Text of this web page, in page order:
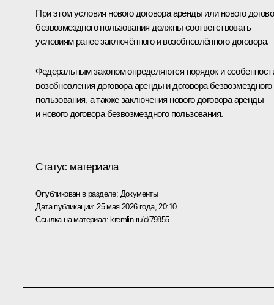
При этом условия нового договора аренды или нового
безвозмездного пользования должны соответствовать
условиям ранее заключённого и возобновлённого договора.
Федеральным законом определяются порядок и
возобновления договора аренды и договора безвозмездного
пользования, а также заключения нового договора аренды
и нового договора безвозмездного пользования.
Статус материала
Опубликован в разделе: Документы
Дата публикации: 25 мая 2026 года, 20:10
Ссылка на материал: kremlin.ru/d/79855